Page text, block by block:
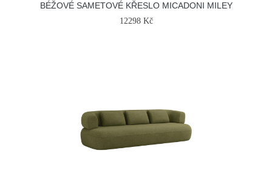
BÉŽOVÉ SAMETOVÉ KŘESLO MICADONI MILEY
12298 Kč